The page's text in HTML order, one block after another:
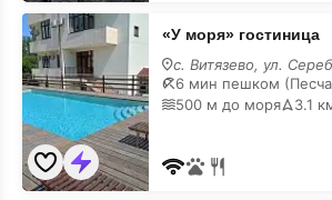
«У
моря»
гостиница
на
карте
«У моря» гостиница
с. Витязево, ул.
6 мин пешком
500 м до моря
3.1
Подогреваемый бассейн!